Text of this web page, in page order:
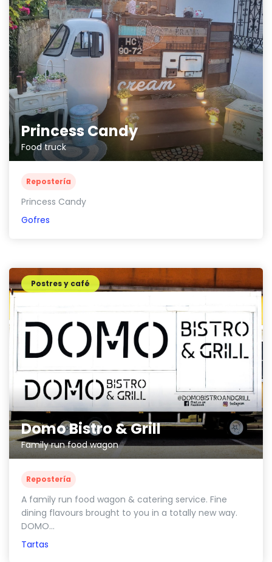
Princess Candy
Food truck
Repostería
Princess Candy
Gofres
Domo Bistro & Grill
Family run food wagon
Postres y café
Repostería
A family run food wagon & catering service. Fine
dining flavours brought to you in a totally new way.
DOMO...
Tartas